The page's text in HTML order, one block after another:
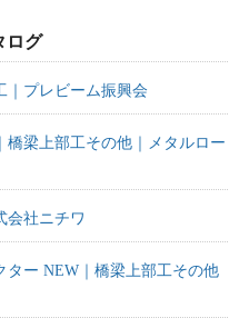
ログ
｜プレビーム振興会
梁上部工その他｜メタルロー
会社ニチワ
ー NEW｜橋梁上部工その他